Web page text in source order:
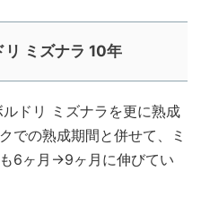
リ ミズナラ 10年
ドリ ミズナラを更に熟成
での熟成期間と併せて、ミ
6ヶ月→9ヶ月に伸びてい